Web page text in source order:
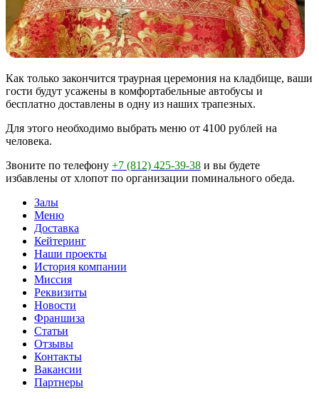
Как только закончится траурная церемония на кладбище, ваши
гости будут усажены в комфортабельные автобусы и
бесплатно доставлены в одну из наших трапезных.
Для этого необходимо выбрать меню от 4100 рублей на
человека.
Звоните по телефону +7 (812) 425-39-38 и вы будете
избавлены от хлопот по организации поминального обеда.
Залы
Меню
Доставка
Кейтеринг
Наши проекты
История компании
Миссия
Реквизиты
Новости
Франшиза
Статьи
Отзывы
Контакты
Вакансии
Партнеры